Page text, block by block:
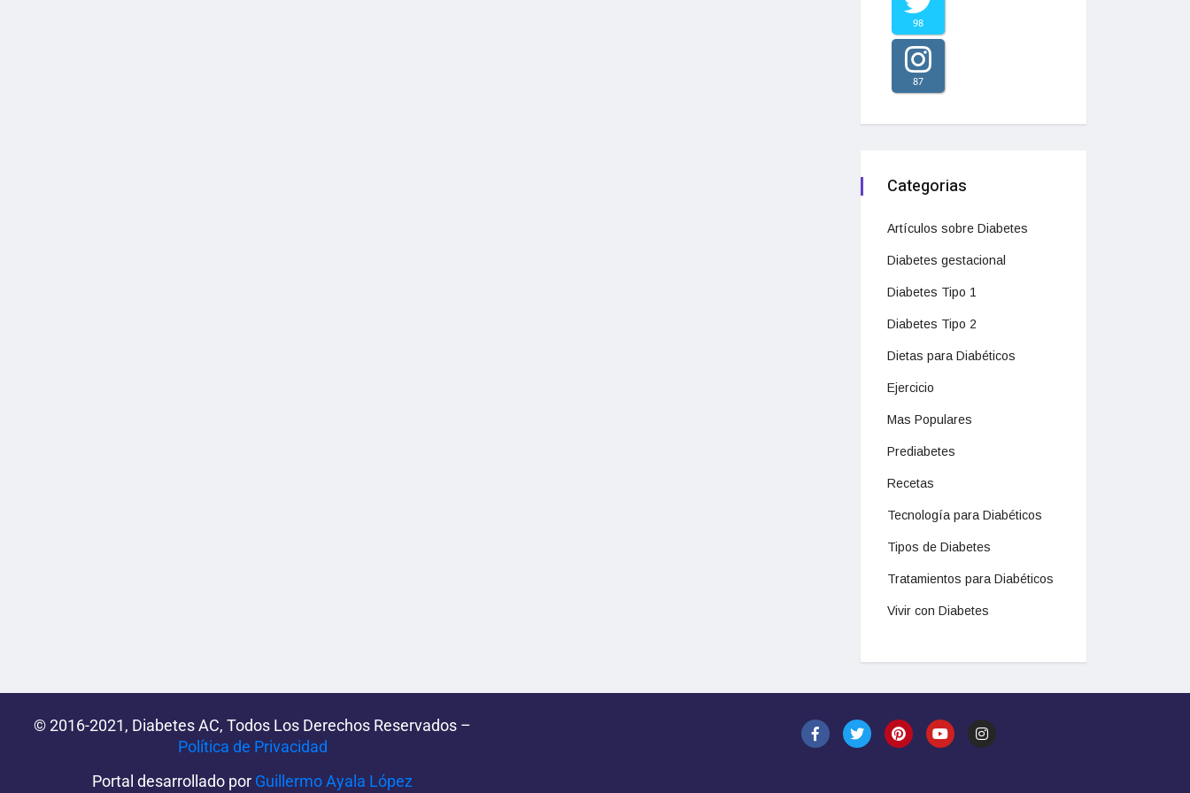
98
87
Categorias
Artículos sobre Diabetes
Diabetes gestacional
Diabetes Tipo 1
Diabetes Tipo 2
Dietas para Diabéticos
Ejercicio
Mas Populares
Prediabetes
Recetas
Tecnología para Diabéticos
Tipos de Diabetes
Tratamientos para Diabéticos
Vivir con Diabetes
© 2016-2021, Diabetes AC, Todos Los Derechos Reservados –
Política de Privacidad‌­
Portal desarrollado por Guillermo Ayala López